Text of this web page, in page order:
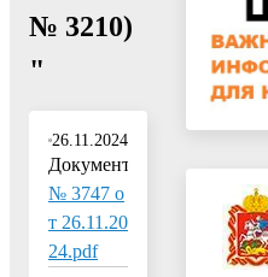
№ 3210)
"
26.11.2024
Документ:
№ 3747 о
т 26.11.20
24.pdf